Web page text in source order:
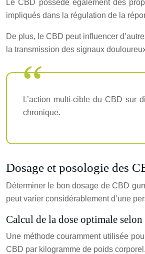
Le CBD possède également des
impliqués dans la régulation de la
De plus, le CBD peut influencer
la transmission des signaux
L’action multi-cible du CBD sur
chronique.
Dosage et posologie des
Déterminer le bon dosage de CBD
peut varier considérablement d’une
Calcul de la dose optimale
Une méthode couramment utilisée
CBD par kilogramme de poids